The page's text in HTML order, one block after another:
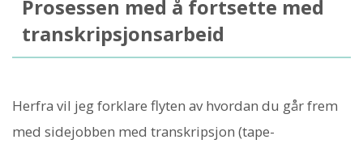
Prosessen med å fortsette med
transkripsjonsarbeid
Herfra vil jeg forklare flyten av hvordan du går frem
med sidejobben med transkripsjon (tape-